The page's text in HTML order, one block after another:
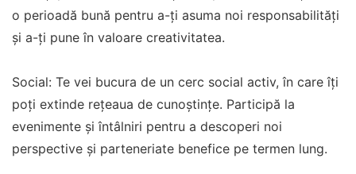
o perioadă bună pentru a-ți asuma noi responsabilități
și a-ți pune în valoare creativitatea.
Social: Te vei bucura de un cerc social activ, în care îți
poți extinde rețeaua de cunoștințe. Participă la
evenimente și întâlniri pentru a descoperi noi
perspective și parteneriate benefice pe termen lung.